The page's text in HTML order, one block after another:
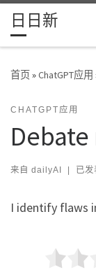
Skip to content
日日新
首页»ChatGPT应用
CHATGPT应用
来自 dailyAI | 已发
I identify flaws